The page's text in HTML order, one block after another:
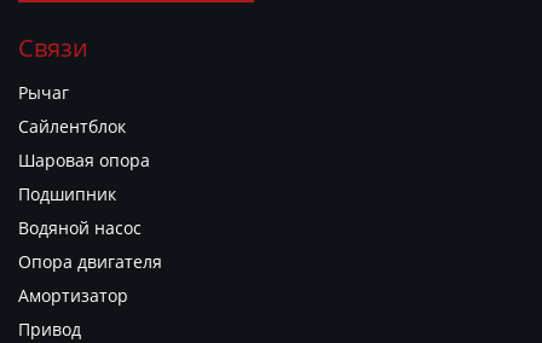
Связи
Рычаг
Сайлентблок
Шаровая опора
Подшипник
Водяной насос
Опора двигателя
Амортизатор
Привод